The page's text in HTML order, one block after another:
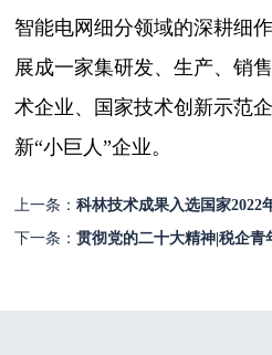
智能电网细分领域的深耕细
展成一家集研发、生产、销
术企业、国家技术创新示范
新“小巨人”企业。
上一条：科林技术成果入选国家2022
下一条：贯彻党的二十大精神|税企